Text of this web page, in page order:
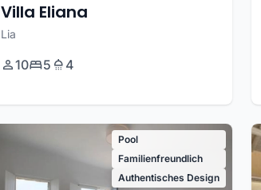
Villa Eliana
Lia
10 5 4
Pool
Familienfreundlich
Authentisches Design